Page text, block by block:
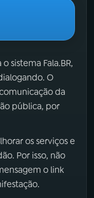
sistema Fala.BR,
O
da
pública, por
os serviços e
Por isso, não
o link